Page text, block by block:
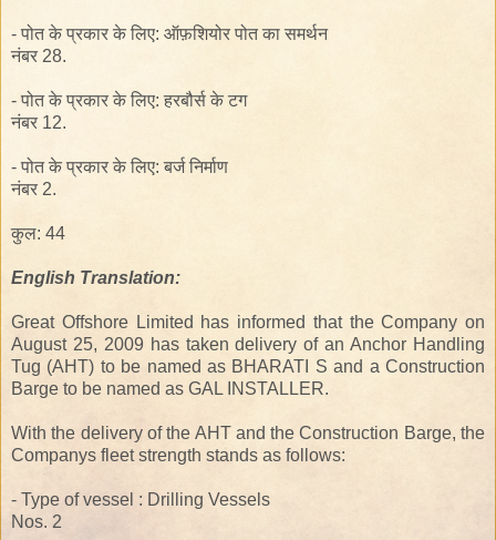
- पोत के प्रकार के लिए: ऑफ़शियोर पोतकासमर्थन
नंबर 28.
- पोत के प्रकार के लिए: हरबौर्स के टग
नंबर 12.
- पोत के प्रकार के लिए: बर्ज निर्माण
नंबर 2.
कुल: 44
English Translation:
Great Offshore Limited has informed that the Company on
August 25, 2009 has taken delivery of an Anchor Handling
Tug (AHT) to be named as BHARATI S and a Construction
Barge to be named as GAL INSTALLER.
With the delivery of the AHT and the Construction Barge, the
Companys fleet strength stands as follows:
- Type of vessel : Drilling Vessels
Nos. 2